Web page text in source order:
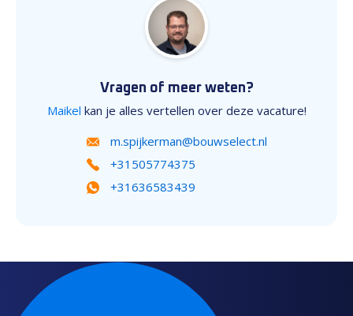
Vragen of meer weten?
Maikel kan je alles vertellen over deze vacature!
m.spijkerman@bouwselect.nl
+31505774375
+31636583439